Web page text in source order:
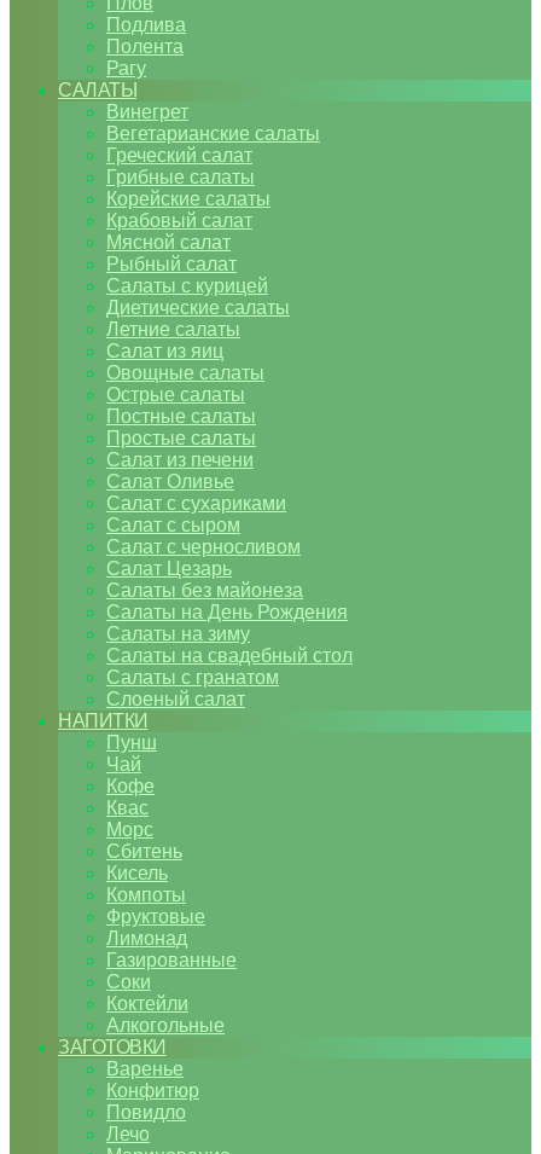
Подлива
Полента
Рагу
САЛАТЫ
Винегрет
Вегетарианские салаты
Греческий салат
Грибные салаты
Корейские салаты
Крабовый салат
Мясной салат
Рыбный салат
Салаты с курицей
Диетические салаты
Летние салаты
Салат из яиц
Овощные салаты
Острые салаты
Постные салаты
Простые салаты
Салат из печени
Салат Оливье
Салат с сухариками
Салат с сыром
Салат с черносливом
Салат Цезарь
Салаты без майонеза
Салаты на День Рождения
Салаты на зиму
Салаты на свадебный стол
Салаты с гранатом
Слоеный салат
НАПИТКИ
Пунш
Чай
Кофе
Квас
Морс
Сбитень
Кисель
Компоты
Фруктовые
Лимонад
Газированные
Соки
Коктейли
Алкогольные
ЗАГОТОВКИ
Варенье
Конфитюр
Повидло
Лечо